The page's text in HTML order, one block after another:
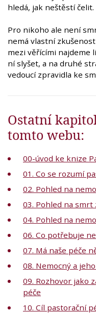
hledá, jak neštěstí čelit.
Pro nikoho ale není
nemá vlastní
mezi věřícími najdeme
ní slyšet, a na druhé
vedoucí zpravidla ke
Ostatní
tomto webu:
00-úvod ke knize
01. Co se rozumí
02. Pohled na
03. Pohled na
04. Pohled na
06. Co potřebuje
07. Má naše péče
08. Nemocný a
09. Rozhovor jako
péče
10. Cíl pastorační